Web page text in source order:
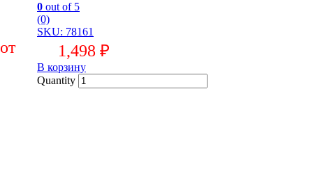
0 out of 5
(0)
SKU: 78161
1,498 ₽
В корзину
Quantity